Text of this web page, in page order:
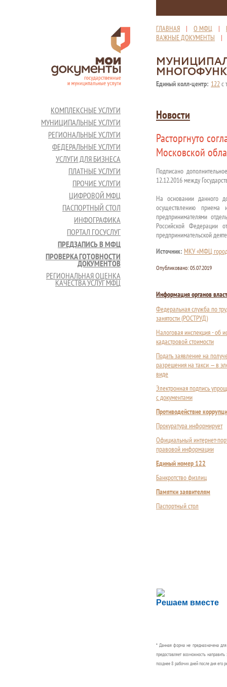
ГЛАВНАЯ | О МФЦ |
ВАЖНЫЕ ДОКУМЕНТЫ
Единый колл-центр: 122с
КОМПЛЕКСНЫЕ УСЛУГИ
МУНИЦИПАЛЬНЫЕ УСЛУГИ
РЕГИОНАЛЬНЫЕ УСЛУГИ
ФЕДЕРАЛЬНЫЕ УСЛУГИ
УСЛУГИ ДЛЯ БИЗНЕСА
ПЛАТНЫЕ УСЛУГИ
ПРОЧИЕ УСЛУГИ
ЦИФРОВОЙ МФЦ
ПАСПОРТНЫЙ СТОЛ
ИНФОГРАФИКА
ПОРТАЛ ГОСУСЛУГ
ПРЕДЗАПИСЬ В МФЦ
ПРОВЕРКА ГОТОВНОСТИ
ДОКУМЕНТОВ
РЕГИОНАЛЬНАЯ ОЦЕНКА
КАЧЕСТВА УСЛУГ МФЦ
Новости
Расторгнуто
Московской
Подписано
12.12.2016 между
На основании данного
осуществлению приема
предпринимателями
Российской Федерации
предпринимательской
Источник: МКУ «МФЦ
Опубликовано: 05.07.2019
Информация органов
Федеральная служба по
занятости (РОСТРУД)
Налоговая инспекция - об
кадастровой стоимости
Подать заявление на
разрешения на такси — в
виде
Электронная подпись
с документами
Противодействие
Прокуратура информирует
Официальный интернет-
правовой информации
Единый номер 122
Банкротство физлиц
Памятки заявителям
Паспортный стол
Решаем вместе
Сложности с
Сообщите об этом
* Данная форма не предназначена
предоставляет возможность
позднее 8 рабочих дней после дня его